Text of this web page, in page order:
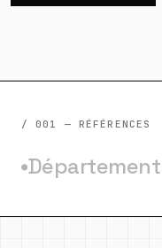
/ 001 — RÉFÉRENCES
●